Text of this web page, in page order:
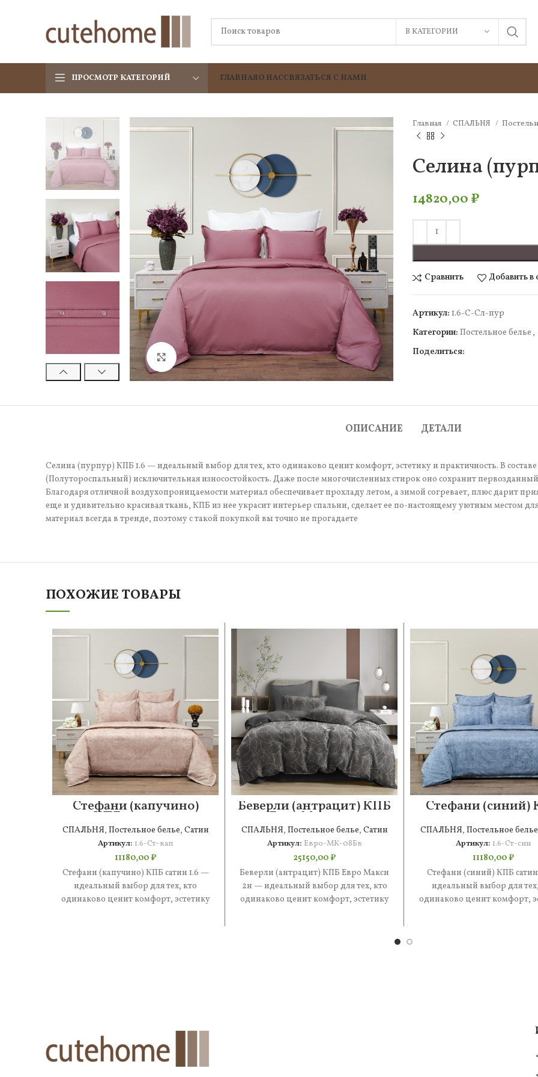
В КАТЕГОРИИ
ПРОСМОТР КАТЕГОРИЙ ГЛАВНАЯО НАССВЯЗАТЬСЯ С НАМИ
Нажмите, чтобы увеличить
Главная СПАЛЬНЯ
Селина
14820,00₽
Сравнить Добавить в
Артикул: 1.6-С-Сл-пур
Категории: Постельное белье ,
Поделиться:
ОПИСАНИЕ ДЕТАЛИ
Селина (пурпур) КПБ 1.6 — идеальный выбор для тех, кто одинаково ценит комфорт, эстетику и практичность. В
(Полутороспальный) исключительная износостойкость. Даже после многочисленных стирок оно сохранит
Благодаря отличной воздухопроницаемости материал обеспечивает прохладу летом, а зимой согревает, плюс дарит
еще и удивительно красивая ткань, КПБ из нее украсит интерьер спальни, сделает ее по-настоящему уютным местом
материал всегда в тренде, поэтому с такой покупкой вы точно не прогадаете
ПОХОЖИЕ ТОВАРЫ
Стефани (капучино)
КПБ сатин 1.6
СПАЛЬНЯ, Постельное белье, Сатин
Артикул: 1.6-Ст-кап
11180,00₽
Стефани (капучино) КПБ сатин 1.6 —
идеальный выбор для тех, кто
одинаково ценит комфорт, эстетику
Беверли (антрацит) КПБ
Евро Макси 2н
СПАЛЬНЯ, Постельное белье, Сатин
Артикул: Евро-МК-08Бв
25150,00₽
Беверли (антрацит) КПБ Евро Макси
2н — идеальный выбор для тех, кто
одинаково ценит комфорт, эстетику
Стефани (синий)
сатин 1.6
СПАЛЬНЯ, Постельное белье
Артикул: 1.6-Ст-син
11180,00₽
Стефани (синий) КПБ
идеальный выбор для
одинаково ценит комфорт,